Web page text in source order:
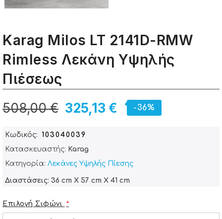
Karag Milos LT 2141D-RMW
Rimless Λεκάνη Υψηλής
Πιέσεως
325,13 €
508,00 € -36%
Κωδικός
103040039
Κατασκευαστής: Karag
Κατηγορία: Λεκάνες Υψηλής Πίεσης
Διαστάσεις: 36 cm X 57 cm X 41 cm
Επιλογή Σιφώνι